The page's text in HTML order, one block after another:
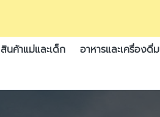
สินค้าแม่และเด็ก อาหารและเครื่องดื่ม